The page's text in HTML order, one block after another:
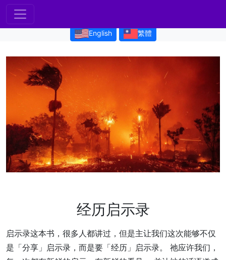
English 繁體
经历启示录
启示录这本书，很多人都讲过，但是主让我们这次能够不仅
是「分享」启示录，而是要「经历」启示录。 祂应许我们，